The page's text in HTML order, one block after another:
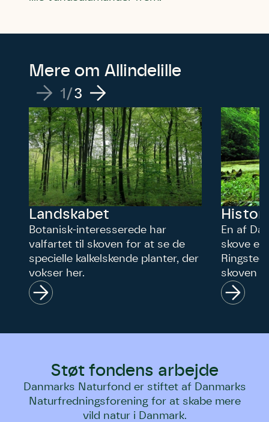
Mere om Allindelille
1 /3
Landskabet
Botanisk-interesserede har
valfartet til skoven for at se de
specielle kalkelskende planter, der
vokser her.
En af
skove er
skoven
Støt fondens arbejde
Danmarks Naturfond er stiftet af Danmarks
Naturfredningsforening for at skabe mere
vild natur i Danmark.